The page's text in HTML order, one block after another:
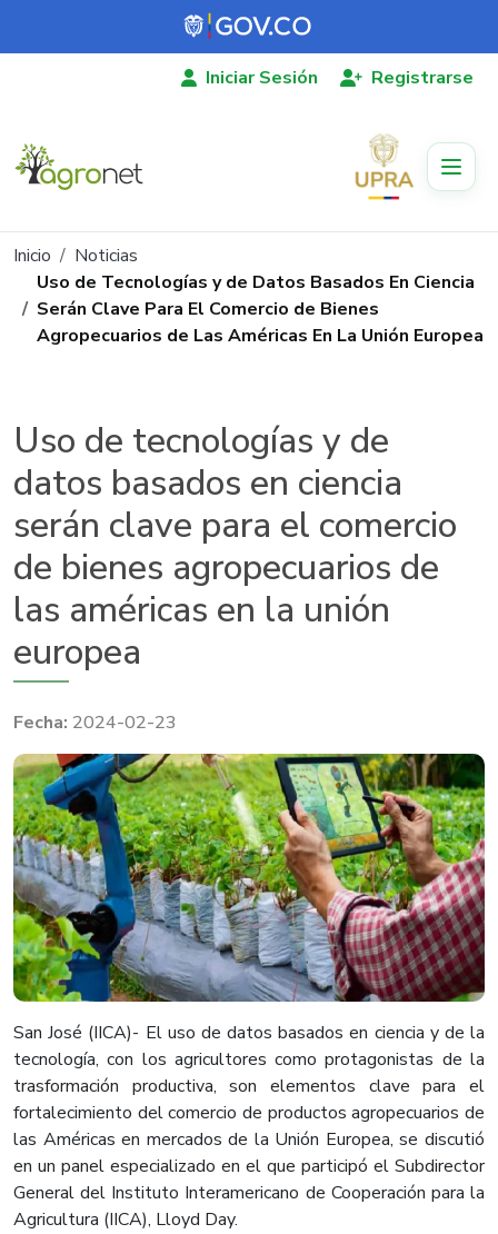
Pasar al contenido principal
Iniciar Sesión Registrarse
Ruta de navegación
Inicio
Noticias
Uso de Tecnologías y de Datos Basados En Ciencia
Serán Clave Para El Comercio de Bienes
Agropecuarios de Las Américas En La Unión Europea
Uso de tecnologías y de
datos basados en ciencia
serán clave para el comercio
de bienes agropecuarios de
las américas en la unión
europea
2024-02-23
San José (IICA)- El uso de datos basados en ciencia y de la
tecnología, con los agricultores como protagonistas de la
trasformación productiva, son elementos clave para el
fortalecimiento del comercio de productos agropecuarios de
las Américas en mercados de la Unión Europea, se discutió
en un panel especializado en el que participó el Subdirector
General del Instituto Interamericano de Cooperación para la
Agricultura (IICA), Lloyd Day.